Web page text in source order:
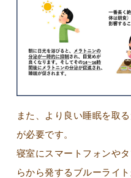
また、より良い睡眠を取
が必要です。
寝室にスマートフォンや
らから発するブルーライ